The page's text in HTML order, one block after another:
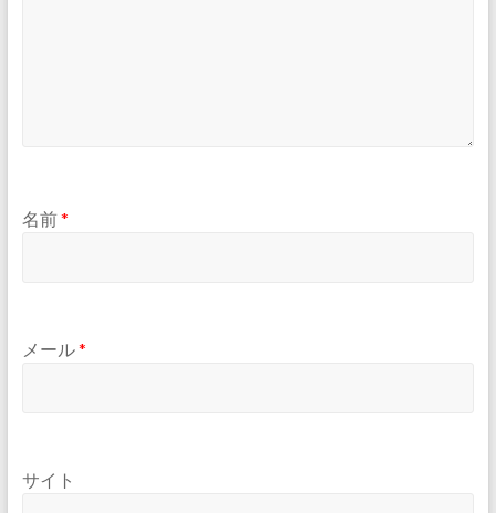
名前*
メール*
サイト